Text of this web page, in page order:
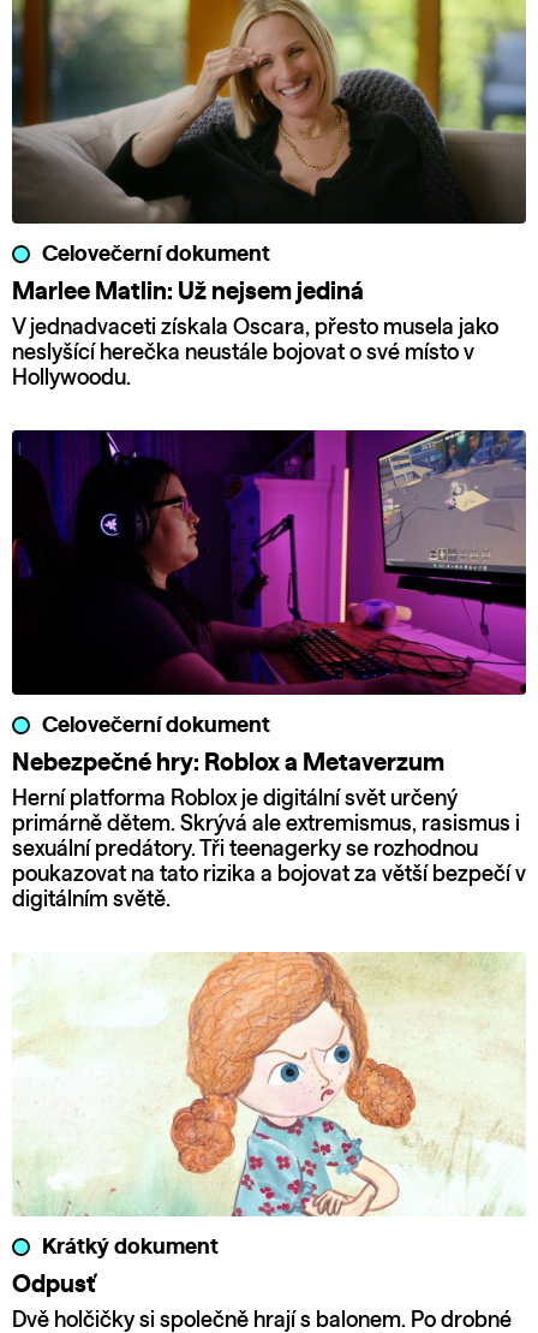
Celovečerní dokument
Marlee Matlin: Už nejsem jediná
V jednadvaceti získala Oscara, přesto musela jako
neslyšící herečka neustále bojovat o své místo v
Hollywoodu.
Celovečerní dokument
Nebezpečné hry: Roblox a Metaverzum
Herní platforma Roblox je digitální svět určený
primárně dětem. Skrývá ale extremismus, rasismus i
sexuální predátory. Tři teenagerky se rozhodnou
poukazovat na tato rizika a bojovat za větší bezpečí v
digitálním světě.
Krátký dokument
Odpusť
Dvě holčičky si společně hrají s balonem. Po drobné